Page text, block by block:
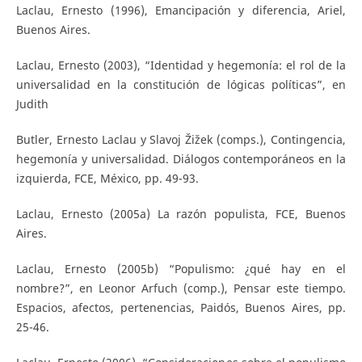
Laclau, Ernesto (1996), Emancipación y diferencia, Ariel,
Buenos Aires.
Laclau, Ernesto (2003), “Identidad y hegemonía: el rol de la
universalidad en la constitución de lógicas políticas”, en
Judith
Butler, Ernesto Laclau y Slavoj Žižek (comps.), Contingencia,
hegemonía y universalidad. Diálogos contemporáneos en la
izquierda, FCE, México, pp. 49-93.
Laclau, Ernesto (2005a) La razón populista, FCE, Buenos
Aires.
Laclau, Ernesto (2005b) “Populismo: ¿qué hay en el
nombre?”, en Leonor Arfuch (comp.), Pensar este tiempo.
Espacios, afectos, pertenencias, Paidós, Buenos Aires, pp.
25-46.